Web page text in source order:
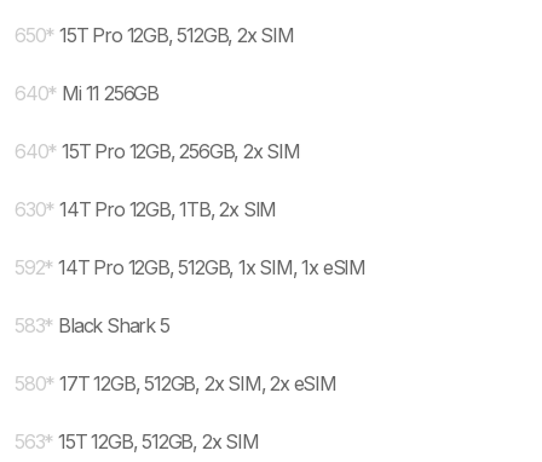
650* 15T Pro 12GB, 512GB, 2x SIM
640* Mi 11 256GB
640* 15T Pro 12GB, 256GB, 2x SIM
630* 14T Pro 12GB, 1TB, 2x SIM
592* 14T Pro 12GB, 512GB, 1x SIM, 1x eSIM
583* Black Shark 5
580* 17T 12GB, 512GB, 2x SIM, 2x eSIM
563* 15T 12GB, 512GB, 2x SIM